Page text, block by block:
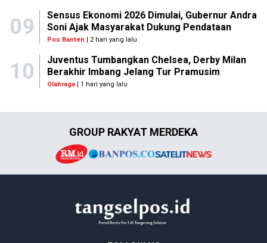
09
Sensus Ekonomi 2026 Dimulai, Gubernur Andra
Soni Ajak Masyarakat Dukung Pendataan
Pos Banten | 2 hari yang lalu
10
Juventus Tumbangkan Chelsea, Derby Milan
Berakhir Imbang Jelang Tur Pramusim
Olahraga| 1 hari yang lalu
GROUP RAKYAT MERDEKA